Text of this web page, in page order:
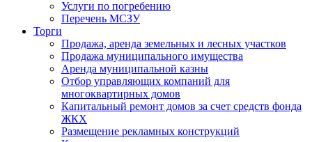
Услуги по погребению
Перечень МСЗУ
Торги
Продажа, аренда земельных и лесных участков
Продажа муниципального имущества
Аренда муниципальной казны
Отбор управляющих компаний для
многоквартирных домов
Капитальный ремонт домов за счет средств фонда
ЖКХ
Размещение рекламных конструкций